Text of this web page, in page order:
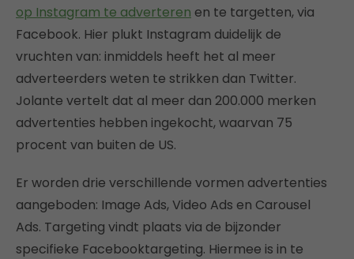
op Instagram te adverteren en te targetten, via
Facebook. Hier plukt Instagram duidelijk de
vruchten van: inmiddels heeft het al meer
adverteerders weten te strikken dan Twitter.
Jolante vertelt dat al meer dan 200.000 merken
advertenties hebben ingekocht, waarvan 75
procent van buiten de US.
Er worden drie verschillende vormen advertenties
aangeboden: Image Ads, Video Ads en Carousel
Ads. Targeting vindt plaats via de bijzonder
specifieke Facebooktargeting. Hiermee is in te